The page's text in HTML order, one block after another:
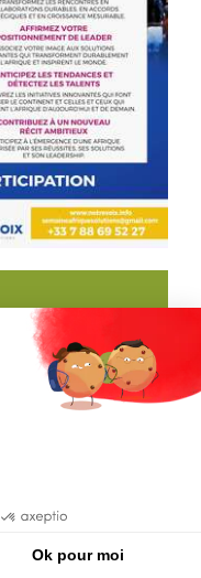
Ok pour moi